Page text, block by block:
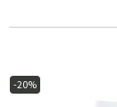
-20%